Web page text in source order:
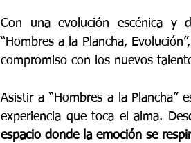
Con una evolución escénica y
“Hombres a la Plancha,
compromiso con los nuevos
Asistir a “Hombres a la Plancha”
experiencia que toca el alma.
espacio donde la emoción se